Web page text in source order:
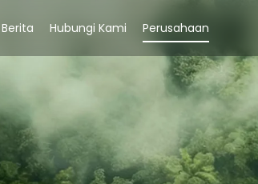
Berita Hubungi Kami Perusahaan